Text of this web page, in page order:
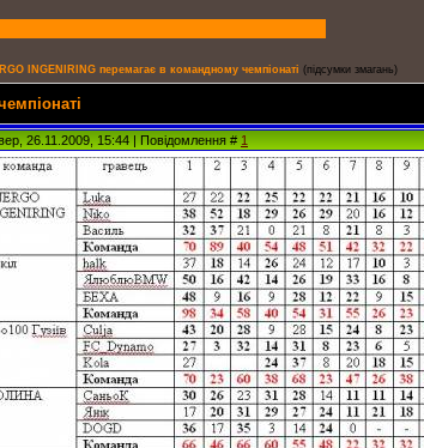
INGENIRING перемагає в командному чемпіонаті (підсумки змагань)
26.11.2009, 15:44 | Повідомлення # 1